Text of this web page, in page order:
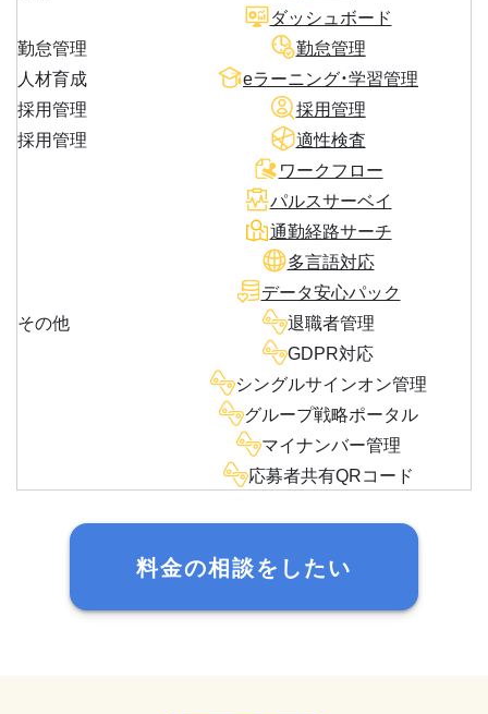
ダッシュボード
勤怠管理
勤怠管理
人材育成
eラーニング・学習管理
採用管理
採用管理
採用管理
適性検査
その他
ワークフロー
パルスサーベイ
通勤経路サーチ
多言語対応
データ安心パック
退職者管理
GDPR対応
シングルサインオン管理
グループ戦略ポータル
マイナンバー管理
応募者共有QRコード
料金の相談をしたい